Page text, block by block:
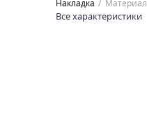
Накладка
Материал
Все характеристики